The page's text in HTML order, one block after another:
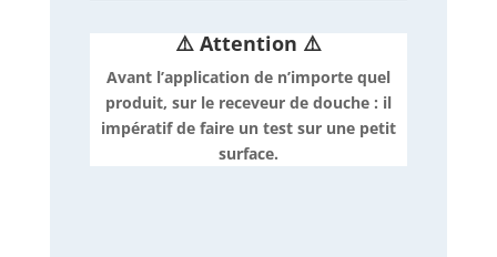
⚠️ Attention ⚠️
Avant l’application de n’importe quel
produit, sur le receveur de douche : il
impératif de faire un test sur une petit
surface.